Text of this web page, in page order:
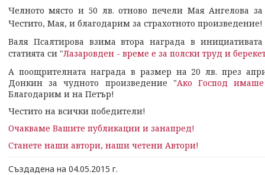
Челното място и 50 лв. отново печели Мая Ангелова за
Честито, Мая, и благодарим за страхотното произведение!
Валя Псалтирова взима втора награда в
статията си "Лазаровден - време е за полски труд и
А поощрителната награда в размер на 20 лв. през
Донкин за чудното произведение "Ако Господ
Благодарим и на Петър!
Честито на всички победители!
Очакваме Вашите публикации и занапред!
Станете наши автори, наши четени Автори!
Създадена на 04.05.2015 г.